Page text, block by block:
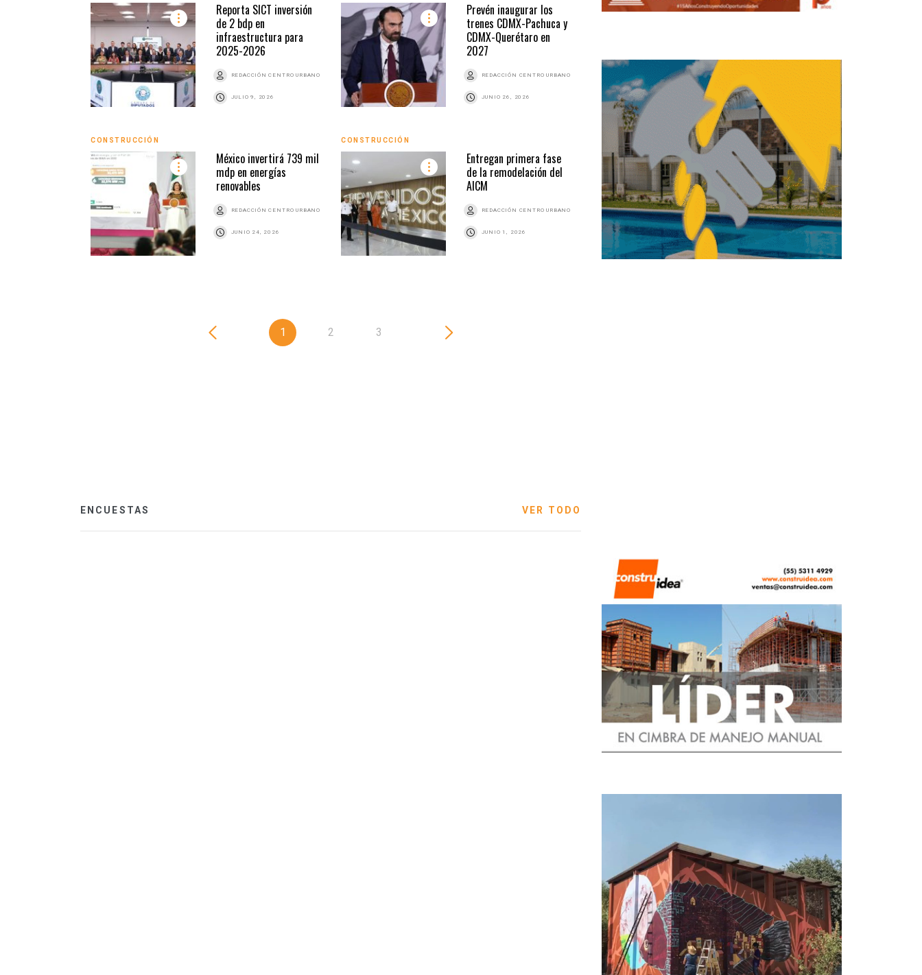
Reporta SICT inversión
de 2 bdp en
infraestructura para
2025-2026
REDACCIÓN CENTRO URBANO
JULIO 9, 2026
Prevén inaugurar los
trenes CDMX-Pachuca y
CDMX-Querétaro en
2027
REDACCIÓN CENTRO URBANO
JUNIO 26, 2026
CONSTRUCCIÓN
México invertirá 739 mil
mdp en energías
renovables
REDACCIÓN CENTRO URBANO
JUNIO 24, 2026
CONSTRUCCIÓN
Entregan primera fase
de la remodelación del
AICM
REDACCIÓN CENTRO URBANO
JUNIO 1, 2026
Obras comprometidas
MAYO 22, 2026
Construcción repunta
0.3% en febrero, pero
sigue en terreno
negativo
REDACCIÓN CENTRO URBANO
ABRIL 27, 2026
1 2 3
ENCUESTAS VER TODO